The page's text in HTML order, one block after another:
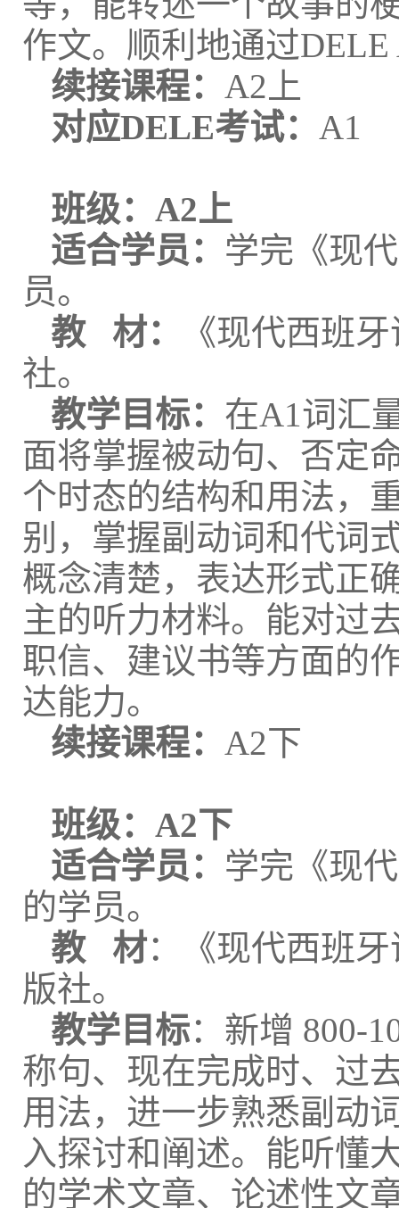
作文。顺利地通过
续接课程： A2上
对应DELE考试： A1
班级： A2上
适合学员： 学完《现
员。
教 材：
《现代西班
社。
教学目标： 在A1词汇
面将掌握被动句、否定
个时态的结构和用法，
别，掌握副动词和代词
概念清楚，表达形式正
主的听力材料。能对过
职信、建议书等方面的
达能力。
续接课程： A2下
班级： A2下
适合学员： 学完《现
的学员。
教 材：《现代西班
版社。
教学目标：新增 800-
称句、现在完成时、过
用法，进一步熟悉副动
入探讨和阐述。能听懂
的学术文章、论述性文